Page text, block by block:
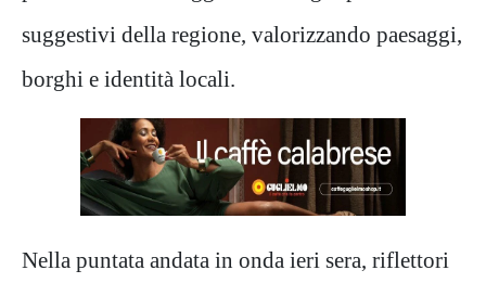
suggestivi della regione, valorizzando paesaggi,
borghi e identità locali.
Nella puntata andata in onda ieri sera, riflettori